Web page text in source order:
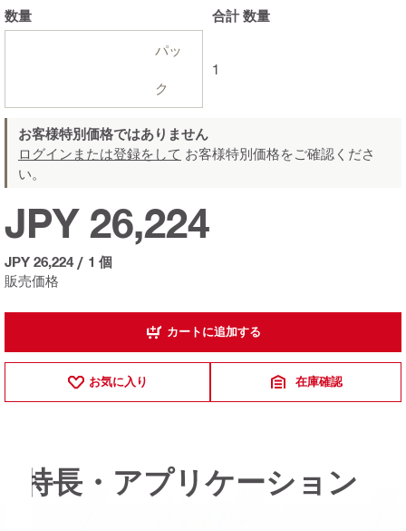
数量
パッ
ク
合計数量
1
お客様特別価格ではありません
ログインまたは登録をして お客様特別価格をご確認くださ
い。
販売価格
JPY 26,224
JPY 26,224 / 1 個
カートに追加する
お気に入り 在庫確認
特長・アプリケーション